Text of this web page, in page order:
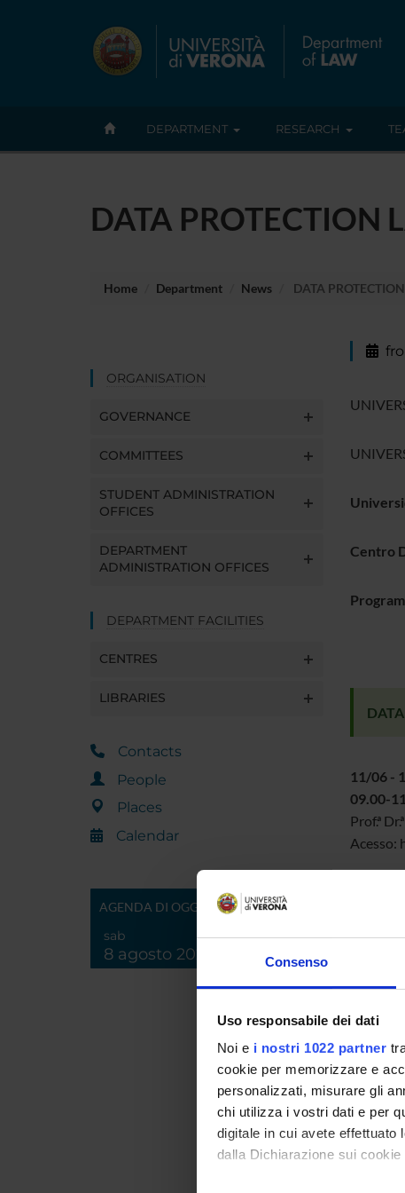
Consenso
Uso responsabile dei dati
Noi e i nostri 1022 partner
cookie per memorizzare e
personalizzati, misurare gli
chi utilizza i vostri dati e per
digitale in cui avete
dalla Dichiarazione sui
DEPARTMENT RESEARCH
DATA PROTECTION
Home Department News DATA
ORGANISATION
GOVERNANCE
COMMITTEES
STUDENT ADMINISTRATION
OFFICES
DEPARTMENT
ADMINISTRATION OFFICES
DEPARTMENT FACILITIES
CENTRES
LIBRARIES
Contacts
People
Places
Calendar
AGENDA DI OGGI
sab
8 agosto 2026
Centro
11/06 -
09.00-
Prof.ª
Acesso:
Prof. Dr.
Prof.
Prof. Dr.
Prof. Dr.
Prof.